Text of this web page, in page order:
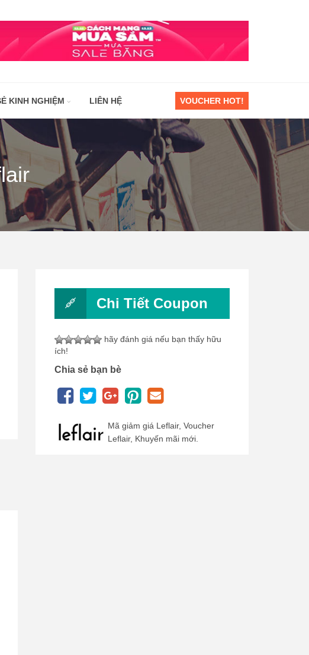
KINH NGHIỆM LIÊN HỆ VOUCHER HOT!
Chi Tiết Coupon
hãy đánh giá nếu bạn thấy hữu
ích!
Chia sẻ bạn bè
Mã giảm giá Leflair, Voucher
Leflair, Khuyến mãi mới.